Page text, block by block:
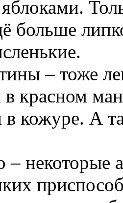
больше
– тоже
красном
в кожуре. А
– некоторые